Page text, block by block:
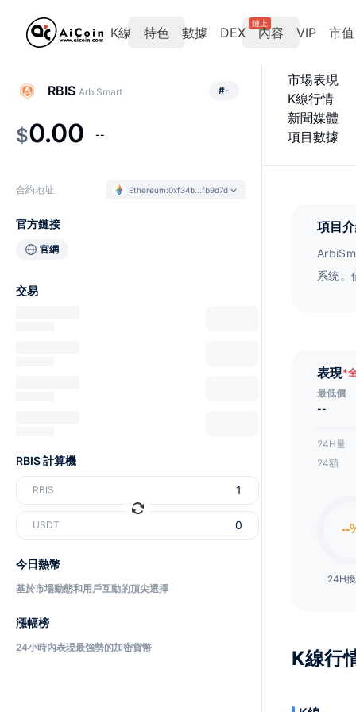
K線 特色 數據 DEX
鏈上
內容 VIP 市值
市場表現
K線行情
新聞媒體
項目數據
項目
系统。
表現*
最低價
--
24H量
24額
24H
K線行
RBIS ArbiSmart #-
$0.00 --
合約地址 Ethereum:0xf34b...fb9d7d
官方鏈接
官網
交易
RBIS 計算機
RBIS
USDT
今日熱幣
基於市場動態和用戶互動的頂尖選擇
漲幅榜
24小時內表現最強勢的加密貨幣